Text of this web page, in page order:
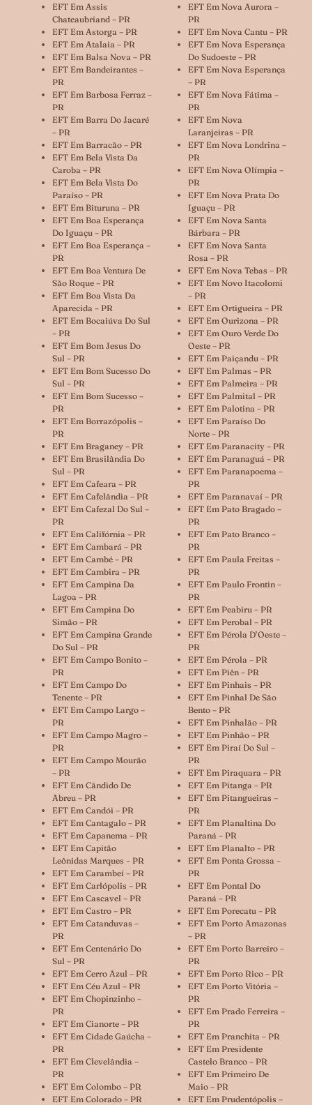
EFT Em Assis
Chateaubriand – PR
EFT Em Astorga – PR
EFT Em Atalaia – PR
EFT Em Balsa Nova – PR
EFT Em Bandeirantes –
PR
EFT Em Barbosa Ferraz –
PR
EFT Em Barra Do Jacaré
– PR
EFT Em Barracão – PR
EFT Em Bela Vista Da
Caroba – PR
EFT Em Bela Vista Do
Paraíso – PR
EFT Em Bituruna – PR
EFT Em Boa Esperança
Do Iguaçu – PR
EFT Em Boa Esperança –
PR
EFT Em Boa Ventura De
São Roque – PR
EFT Em Boa Vista Da
Aparecida – PR
EFT Em Bocaiúva Do Sul
– PR
EFT Em Bom Jesus Do
Sul – PR
EFT Em Bom Sucesso Do
Sul – PR
EFT Em Bom Sucesso –
PR
EFT Em Borrazópolis –
PR
EFT Em Braganey – PR
EFT Em Brasilândia Do
Sul – PR
EFT Em Cafeara – PR
EFT Em Cafelândia – PR
EFT Em Cafezal Do Sul –
PR
EFT Em Califórnia – PR
EFT Em Cambará – PR
EFT Em Cambé – PR
EFT Em Cambira – PR
EFT Em Campina Da
Lagoa – PR
EFT Em Campina Do
Simão – PR
EFT Em Campina Grande
Do Sul – PR
EFT Em Campo Bonito –
PR
EFT Em Campo Do
Tenente – PR
EFT Em Campo Largo –
PR
EFT Em Campo Magro –
PR
EFT Em Campo Mourão
– PR
EFT Em Cândido De
Abreu – PR
EFT Em Candói – PR
EFT Em Cantagalo – PR
EFT Em Capanema – PR
EFT Em Capitão
Leônidas Marques – PR
EFT Em Carambeí – PR
EFT Em Carlópolis – PR
EFT Em Cascavel – PR
EFT Em Castro – PR
EFT Em Catanduvas –
PR
EFT Em Centenário Do
Sul – PR
EFT Em Cerro Azul – PR
EFT Em Céu Azul – PR
EFT Em Chopinzinho –
PR
EFT Em Cianorte – PR
EFT Em Cidade Gaúcha –
PR
EFT Em Clevelândia –
PR
EFT Em Colombo – PR
EFT Em Colorado – PR
EFT Em Nova Aurora –
PR
EFT Em Nova Cantu – PR
EFT Em Nova Esperança
Do Sudoeste – PR
EFT Em Nova Esperança
– PR
EFT Em Nova Fátima –
PR
EFT Em Nova
Laranjeiras – PR
EFT Em Nova Londrina –
PR
EFT Em Nova Olímpia –
PR
EFT Em Nova Prata Do
Iguaçu – PR
EFT Em Nova Santa
Bárbara – PR
EFT Em Nova Santa
Rosa – PR
EFT Em Nova Tebas – PR
EFT Em Novo Itacolomi
– PR
EFT Em Ortigueira – PR
EFT Em Ourizona – PR
EFT Em Ouro Verde Do
Oeste – PR
EFT Em Paiçandu – PR
EFT Em Palmas – PR
EFT Em Palmeira – PR
EFT Em Palmital – PR
EFT Em Palotina – PR
EFT Em Paraíso Do
Norte – PR
EFT Em Paranacity – PR
EFT Em Paranaguá – PR
EFT Em Paranapoema –
PR
EFT Em Paranavaí – PR
EFT Em Pato Bragado –
PR
EFT Em Pato Branco –
PR
EFT Em Paula Freitas –
PR
EFT Em Paulo Frontin –
PR
EFT Em Peabiru – PR
EFT Em Perobal – PR
EFT Em Pérola D’Oeste –
PR
EFT Em Pérola – PR
EFT Em Piên – PR
EFT Em Pinhais – PR
EFT Em Pinhal De São
Bento – PR
EFT Em Pinhalão – PR
EFT Em Pinhão – PR
EFT Em Piraí Do Sul –
PR
EFT Em Piraquara – PR
EFT Em Pitanga – PR
EFT Em Pitangueiras –
PR
EFT Em Planaltina Do
Paraná – PR
EFT Em Planalto – PR
EFT Em Ponta Grossa –
PR
EFT Em Pontal Do
Paraná – PR
EFT Em Porecatu – PR
EFT Em Porto Amazonas
– PR
EFT Em Porto Barreiro –
PR
EFT Em Porto Rico – PR
EFT Em Porto Vitória –
PR
EFT Em Prado Ferreira –
PR
EFT Em Pranchita – PR
EFT Em Presidente
Castelo Branco – PR
EFT Em Primeiro De
Maio – PR
EFT Em Prudentópolis –